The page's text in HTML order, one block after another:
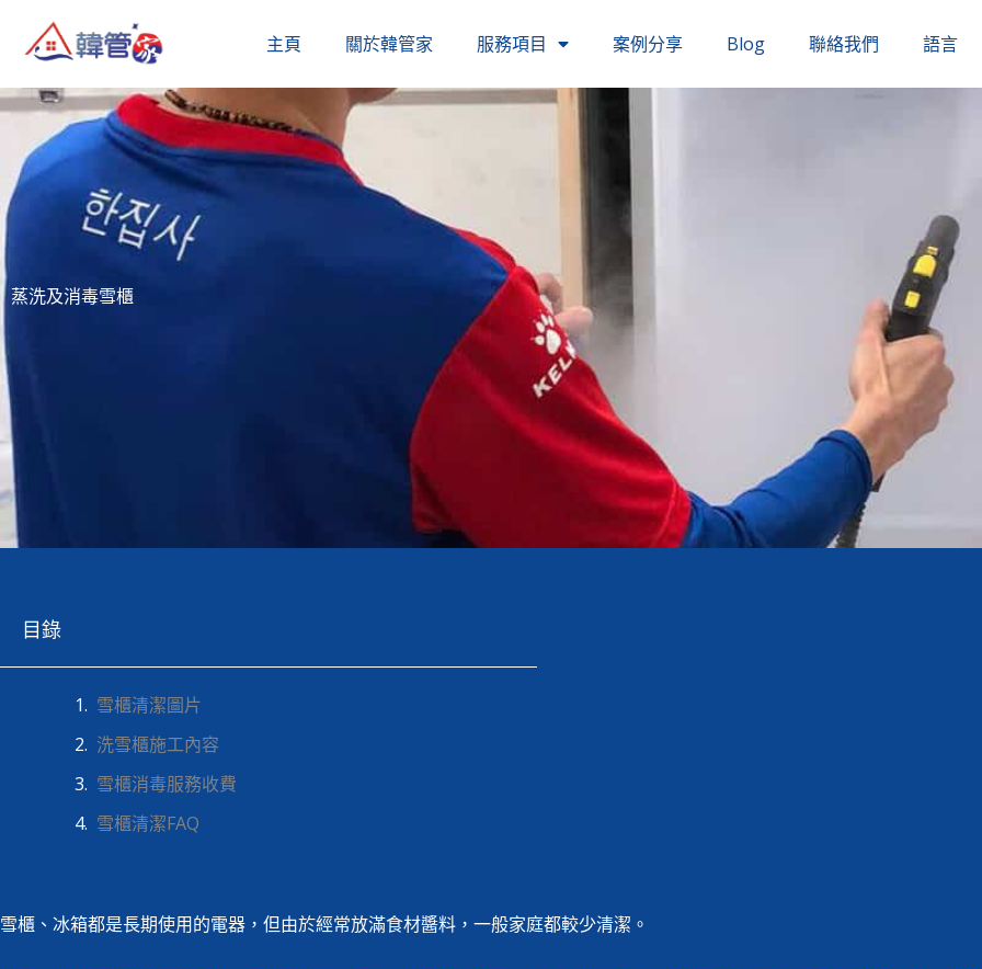
主頁 關於韓管家​ 服務項目 案例分享 Blog 聯絡我們 語言
蒸洗及消毒雪櫃
目錄
雪櫃清潔​圖片
洗雪櫃​施工內容
雪櫃消毒服務收費
雪櫃清潔FAQ
雪櫃、冰箱都是長期使用的電器，但由於經常放滿食材醬料，一般家庭都較少清潔。